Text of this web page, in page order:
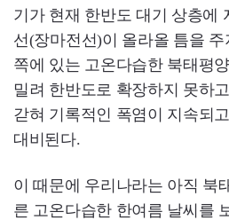
기가 현재 한반도 대기 상층에
선(장마전선)이 올라올 틈을
쪽에 있는 고온다습한 북태평
밀려 한반도로 확장하지 못하
갇혀 기록적인 폭염이 지속되
대비된다.
이 때문에 우리나라는 아직 북
른 고온다습한 한여름 날씨를